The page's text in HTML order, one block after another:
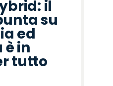
il
su
ed
è in
tutto